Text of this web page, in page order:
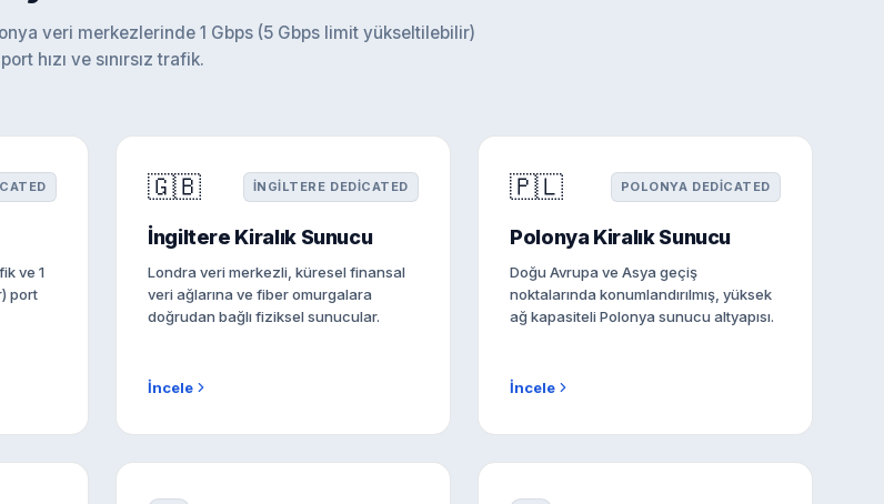
veri merkezlerinde 1 Gbps (5 Gbps limit yükseltilebilir)
port hızı ve sınırsız trafik.
ve 1
port
🇬🇧 İNGILTERE DEDICATED
İngiltere Kiralık Sunucu
Londra veri merkezli, küresel finansal
veri ağlarına ve fiber omurgalara
doğrudan bağlı fiziksel sunucular.
İncele
🇵🇱 POLONYA DEDICATED
Polonya Kiralık Sunucu
Doğu Avrupa ve Asya geçiş
noktalarında konumlandırılmış, yüksek
ağ kapasiteli Polonya sunucu altyapısı.
İncele